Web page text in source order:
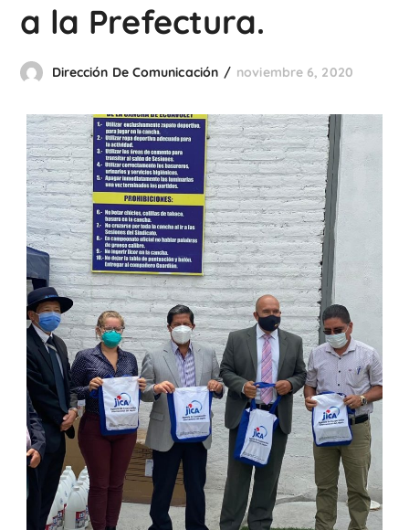
a la Prefectura.
Dirección De Comunicación noviembre 6, 2020